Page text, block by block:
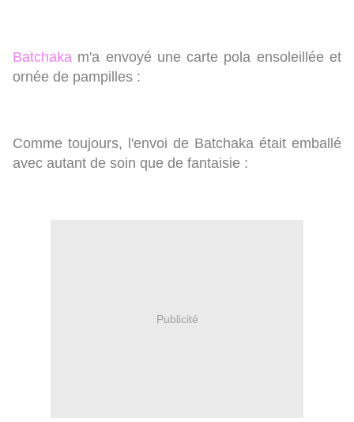
Batchaka m'a envoyé une carte pola ensoleillée et
ornée de pampilles :
Comme toujours, l'envoi de Batchaka était emballé
avec autant de soin que de fantaisie :
Publicité